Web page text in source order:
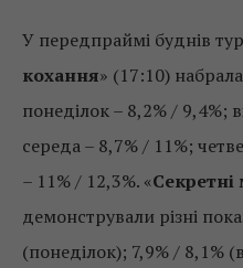
У передпраймі буднів
кохання» (17:10)
понеділок – 8,2% / 9,4%;
середа – 8,7% / 11%;
– 11% / 12,3%. «Секретні
демонстрували різні
(понеділок); 7,9% / 8,1%